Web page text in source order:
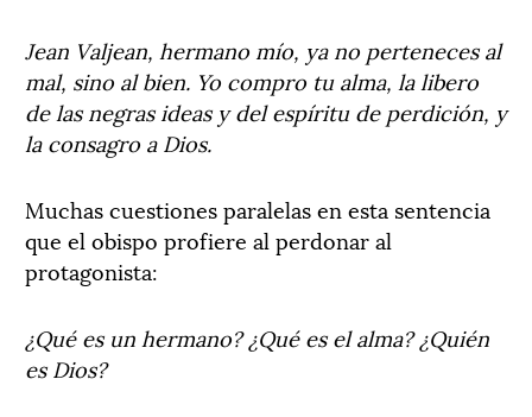
Jean Valjean, hermano mío, ya no perteneces al
mal, sino al bien. Yo compro tu alma, la libero
de las negras ideas y del espíritu de perdición, y
la consagro a Dios.
Muchas cuestiones paralelas en esta sentencia
que el obispo profiere al perdonar al
protagonista:
¿Qué es un hermano? ¿Qué es el alma? ¿Quién
es Dios?